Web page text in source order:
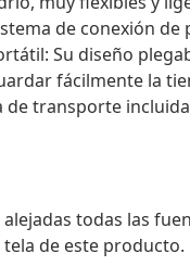
de conexión de
Su diseño
fácilmente la
de transporte
todas las
tela de este producto.